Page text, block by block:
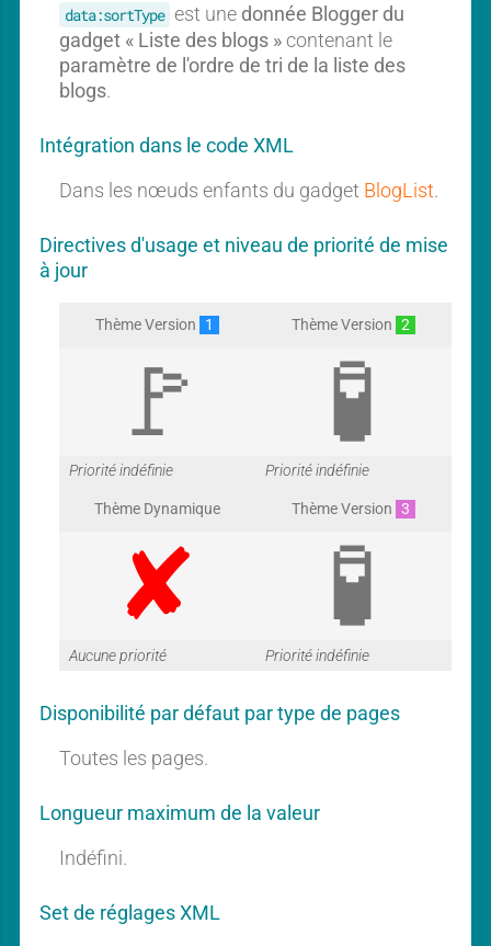
t
t
data:sortType est une donnée Blogger du
gadget « Liste des blogs » contenant le
paramètre de l'ordre de tri de la liste des
blogs.
Intégration dans le code XML
Dans les nœuds enfants du gadget BlogList.
Directives d'usage et niveau de priorité de mise
à jour
Thème Version 1
G
a
r
a
Priorité indéfinie
Thème Version 2
G
a
r
Priorité indéfinie
Thème Dynamique
G
a
r
Aucune priorité
Thème Version 3
G
Priorité indéfinie
Disponibilité par défaut par type de pages
Toutes les pages.
Longueur maximum de la valeur
Indéfini.
Set de réglages XML